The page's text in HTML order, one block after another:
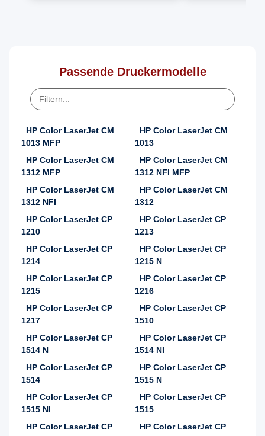
Passende Druckermodelle
HP Color LaserJet CM
1013 MFP
HP Color LaserJet CM
1013
HP Color LaserJet CM
1312 MFP
HP Color LaserJet CM
1312 NFI MFP
HP Color LaserJet CM
1312 NFI
HP Color LaserJet CM
1312
HP Color LaserJet CP
1210
HP Color LaserJet CP
1213
HP Color LaserJet CP
1214
HP Color LaserJet CP
1215 N
HP Color LaserJet CP
1215
HP Color LaserJet CP
1216
HP Color LaserJet CP
1217
HP Color LaserJet CP
1510
HP Color LaserJet CP
1514 N
HP Color LaserJet CP
1514 NI
HP Color LaserJet CP
1514
HP Color LaserJet CP
1515 N
HP Color LaserJet CP
1515 NI
HP Color LaserJet CP
1515
HP Color LaserJet CP
HP Color LaserJet CP